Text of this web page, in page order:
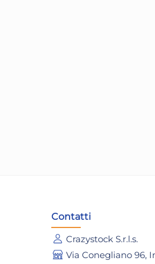
Contatti
Crazystock S.r.l.s.
Via Conegliano 96,